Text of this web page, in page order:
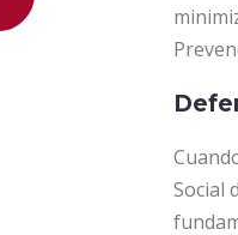
Social